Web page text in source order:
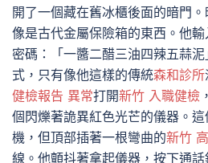
開了一個藏在舊冰櫃後面的暗門
像是古代金屬保險箱的東西。他輸
密碼：「一醬二醋三油四辣五蒜
式，只有像他這樣的傳統森和診所
健檢報告 異常打開新竹 入職健檢
個閃爍著詭異紅色光芒的儀器。
機，但頂部插著一根彎曲的新竹
線。他顫抖著拿起儀器，按下通